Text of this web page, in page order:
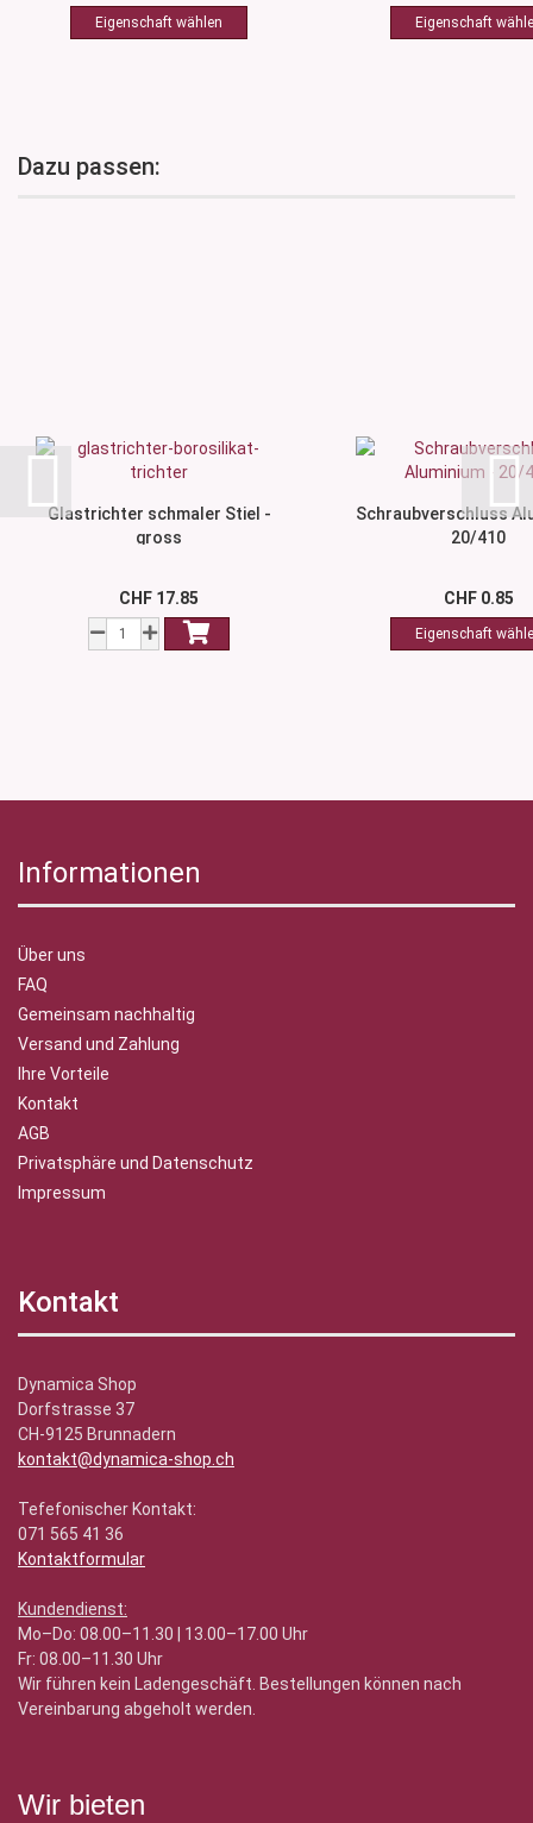
Dazu passen:
Glastrichter schmaler Stiel -
gross
CHF 17.85
Schraubverschluss
20/410
CHF 0.85
Informationen
Über uns
FAQ
Gemeinsam nachhaltig
Versand und Zahlung
Ihre Vorteile
Kontakt
AGB
Privatsphäre und Datenschutz
Impressum
Kontakt
Dynamica Shop
Dorfstrasse 37
CH-9125 Brunnadern
kontakt@dynamica-shop.ch
Tefefonischer Kontakt:
071 565 41 36
Kontaktformular
Kundendienst:
Mo–Do: 08.00–11.30 | 13.00–17.00 Uhr
Fr: 08.00–11.30 Uhr
Wir führen kein Ladengeschäft. Bestellungen können nach
Vereinbarung abgeholt werden.
Wir bieten